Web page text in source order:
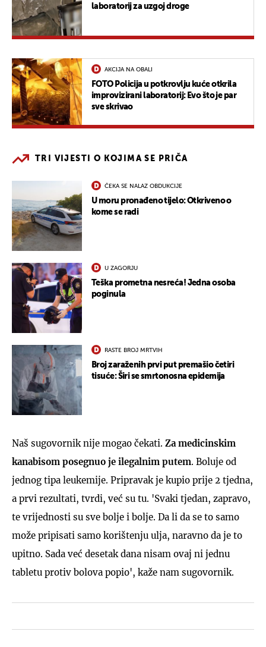
laboratorij za uzgoj droge
AKCIJA NA OBALI
FOTO Policija u potkrovlju kuće otkrila
improvizirani laboratorij: Evo što je par
sve skrivao
TRI VIJESTI O KOJIMA SE PRIČA
ČEKA SE NALAZ OBDUKCIJE
U moru pronađeno tijelo: Otkriveno o
kome se radi
U ZAGORJU
Teška prometna nesreća! Jedna osoba
poginula
RASTE BROJ MRTVIH
Broj zaraženih prvi put premašio četiri
tisuće: Širi se smrtonosna epidemija
Naš sugovornik nije mogao čekati. Za medicinskim
kanabisom posegnuo je ilegalnim putem. Boluje od
jednog tipa leukemije. Pripravak je kupio prije 2 tjedna,
a prvi rezultati, tvrdi, već su tu. 'Svaki tjedan, zapravo,
te vrijednosti su sve bolje i bolje. Da li da se to samo
može pripisati samo korištenju ulja, naravno da je to
upitno. Sada već desetak dana nisam ovaj ni jednu
tabletu protiv bolova popio', kaže nam sugovornik.